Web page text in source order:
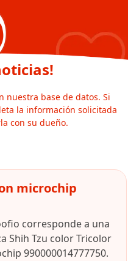
nuestra base de datos. Si
la información solicitada
con su dueño.
microchip
corresponde a una
Shih Tzu color Tricolor
990000014777750.